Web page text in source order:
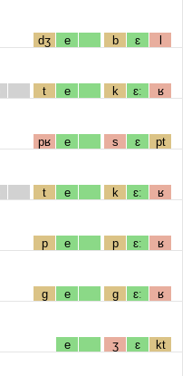
dʒ e b ɛ l
t e k ɛː ʁ
pʁ e s ɛ pt
t e k ɛː ʁ
p e p ɛː ʁ
g e g ɛː ʁ
e ʒ ɛ kt